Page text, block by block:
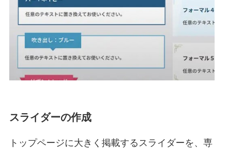
スライダーの作成
トップページに大きく掲載するスライダーを、専